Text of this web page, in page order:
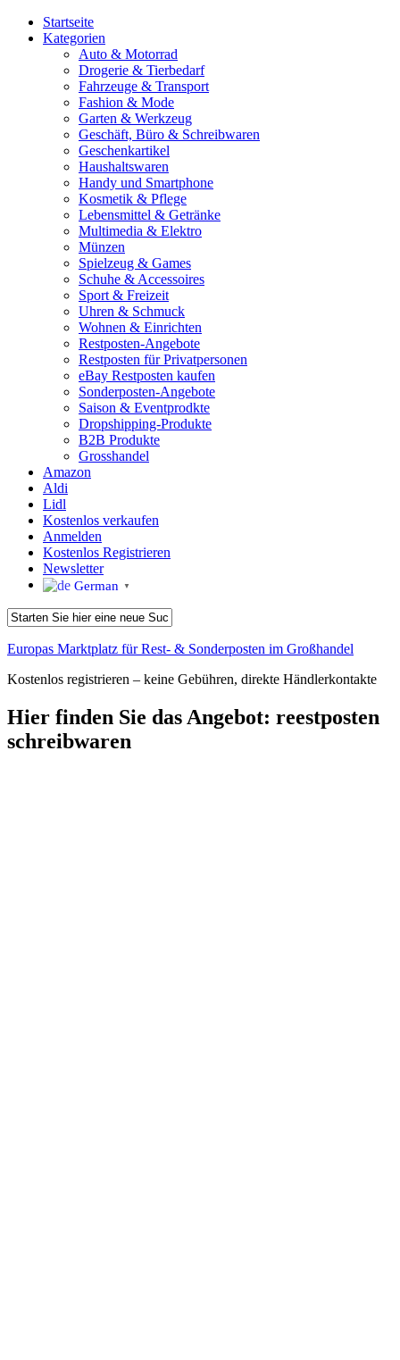
Startseite
Kategorien
Auto & Motorrad
Drogerie & Tierbedarf
Fahrzeuge & Transport
Fashion & Mode
Garten & Werkzeug
Geschäft, Büro & Schreibwaren
Geschenkartikel
Haushaltswaren
Handy und Smartphone
Kosmetik & Pflege
Lebensmittel & Getränke
Multimedia & Elektro
Münzen
Spielzeug & Games
Schuhe & Accessoires
Sport & Freizeit
Uhren & Schmuck
Wohnen & Einrichten
Restposten-Angebote
Restposten für Privatpersonen
eBay Restposten kaufen
Sonderposten-Angebote
Saison & Eventprodkte
Dropshipping-Produkte
B2B Produkte
Grosshandel
Amazon
Aldi
Lidl
Kostenlos verkaufen
Anmelden
Kostenlos Registrieren
Newsletter
German ▼
Europas Marktplatz für Rest- & Sonderposten im Großhandel
Kostenlos registrieren – keine Gebühren, direkte Händlerkontakte
Hier finden Sie das Angebot: reestposten
schreibwaren